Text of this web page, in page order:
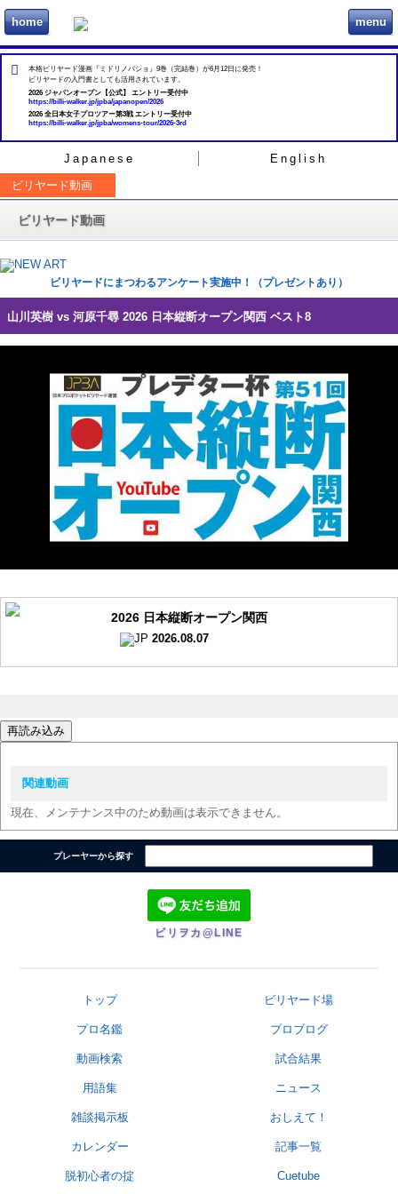
home ビリヲカ menu
本格ビリヤード漫画『ミドリノバショ』9巻（完結巻）が6月12日に発売！
ビリヤードの入門書としても活用されています。
2026 ジャパンオープン【公式】 エントリー受付中
https://billi-walker.jp/jpba/japanopen/2026
2026 全日本女子プロツアー第3戦 エントリー受付中
https://billi-walker.jp/jpba/womens-tour/2026-3rd
Japanese
English
ビリヤード動画
ビリヤード動画
ビリヤードにまつわるアンケート実施中！（プレゼントあり）
山川英樹 vs 河原千尋 2026 日本縦断オープン関西 ベスト8
2026 日本縦断オープン関西
2026.08.07
再読み込み
関連動画
現在、メンテナンス中のため動画は表示できません。
プレーヤーから探す
ビリヲカ@LINE
トップ ビリヤード場
プロ名鑑 プロブログ
動画検索 試合結果
用語集 ニュース
雑談掲示板 おしえて！
カレンダー 記事一覧
脱初心者の掟 Cuetube